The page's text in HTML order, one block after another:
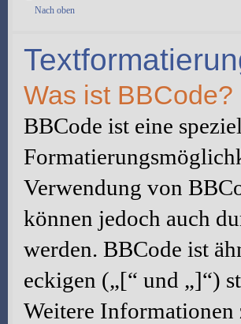
Nach oben
Was ist BBCode?
BBCode ist eine
Verwendung von
können jedoch auch
werden. BBCode ist
eckigen („[“ und „]“)
Weitere